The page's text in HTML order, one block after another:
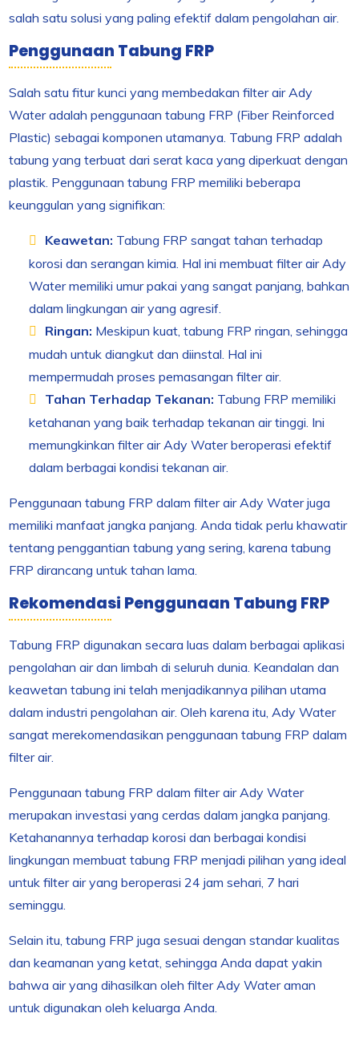
salah satu solusi yang paling efektif dalam pengolahan air.
Penggunaan Tabung FRP
Salah satu fitur kunci yang membedakan filter air Ady
Water adalah penggunaan tabung FRP (Fiber Reinforced
Plastic) sebagai komponen utamanya. Tabung FRP adalah
tabung yang terbuat dari serat kaca yang diperkuat dengan
plastik. Penggunaan tabung FRP memiliki beberapa
keunggulan yang signifikan:
Keawetan: Tabung FRP sangat tahan terhadap
korosi dan serangan kimia. Hal ini membuat filter air Ady
Water memiliki umur pakai yang sangat panjang, bahkan
dalam lingkungan air yang agresif.
Ringan: Meskipun kuat, tabung FRP ringan, sehingga
mudah untuk diangkut dan diinstal. Hal ini
mempermudah proses pemasangan filter air.
Tahan Terhadap Tekanan: Tabung FRP memiliki
ketahanan yang baik terhadap tekanan air tinggi. Ini
memungkinkan filter air Ady Water beroperasi efektif
dalam berbagai kondisi tekanan air.
Penggunaan tabung FRP dalam filter air Ady Water juga
memiliki manfaat jangka panjang. Anda tidak perlu khawatir
tentang penggantian tabung yang sering, karena tabung
FRP dirancang untuk tahan lama.
Rekomendasi Penggunaan Tabung FRP
Tabung FRP digunakan secara luas dalam berbagai aplikasi
pengolahan air dan limbah di seluruh dunia. Keandalan dan
keawetan tabung ini telah menjadikannya pilihan utama
dalam industri pengolahan air. Oleh karena itu, Ady Water
sangat merekomendasikan penggunaan tabung FRP dalam
filter air.
Penggunaan tabung FRP dalam filter air Ady Water
merupakan investasi yang cerdas dalam jangka panjang.
Ketahanannya terhadap korosi dan berbagai kondisi
lingkungan membuat tabung FRP menjadi pilihan yang ideal
untuk filter air yang beroperasi 24 jam sehari, 7 hari
seminggu.
Selain itu, tabung FRP juga sesuai dengan standar kualitas
dan keamanan yang ketat, sehingga Anda dapat yakin
bahwa air yang dihasilkan oleh filter Ady Water aman
untuk digunakan oleh keluarga Anda.